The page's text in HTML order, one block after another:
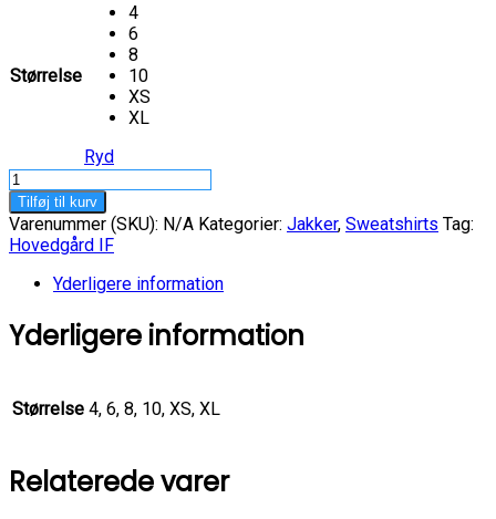
Størrelse
4
6
8
10
XS
XL
Ryd
Champions
III
jacket
-
størrelser
Tilføj til kurv
Varenummer (SKU): N/A Kategorier: Jakker, Sweatshirts Tag:
Hovedgård IF
Yderligere information
Yderligere information
Størrelse 4, 6, 8, 10, XS, XL
Relaterede varer